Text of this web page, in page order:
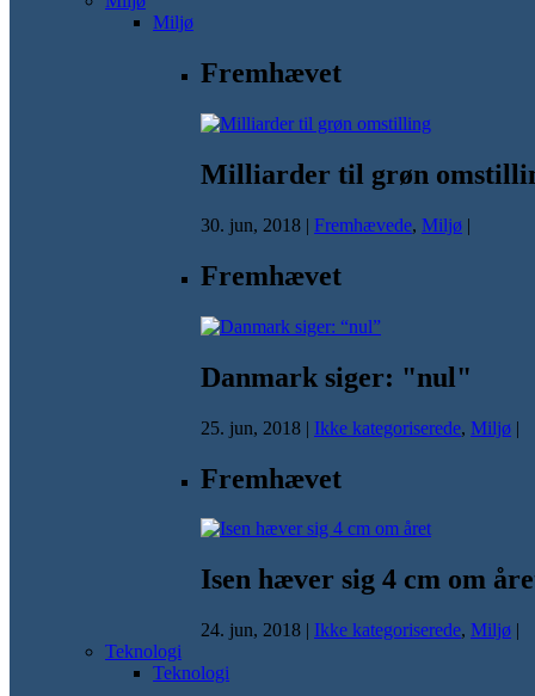
Miljø
Fremhævet
Milliarder til grøn
30. jun, 2018 | Fremhævede, Miljø |
Fremhævet
Danmark siger: "nul"
25. jun, 2018 | Ikke kategoriserede, Miljø |
Fremhævet
Isen hæver sig 4 cm om
24. jun, 2018 | Ikke kategoriserede, Miljø |
Teknologi
Teknologi